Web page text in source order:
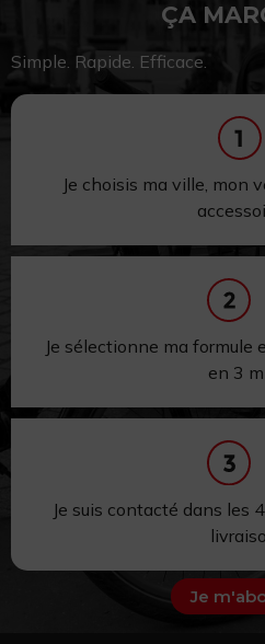
ÇA
Simple. Rapide. Efficace.
Je choisis ma ville, mon
Je sélectionne ma formule
en 3
Je suis contacté dans les
Je